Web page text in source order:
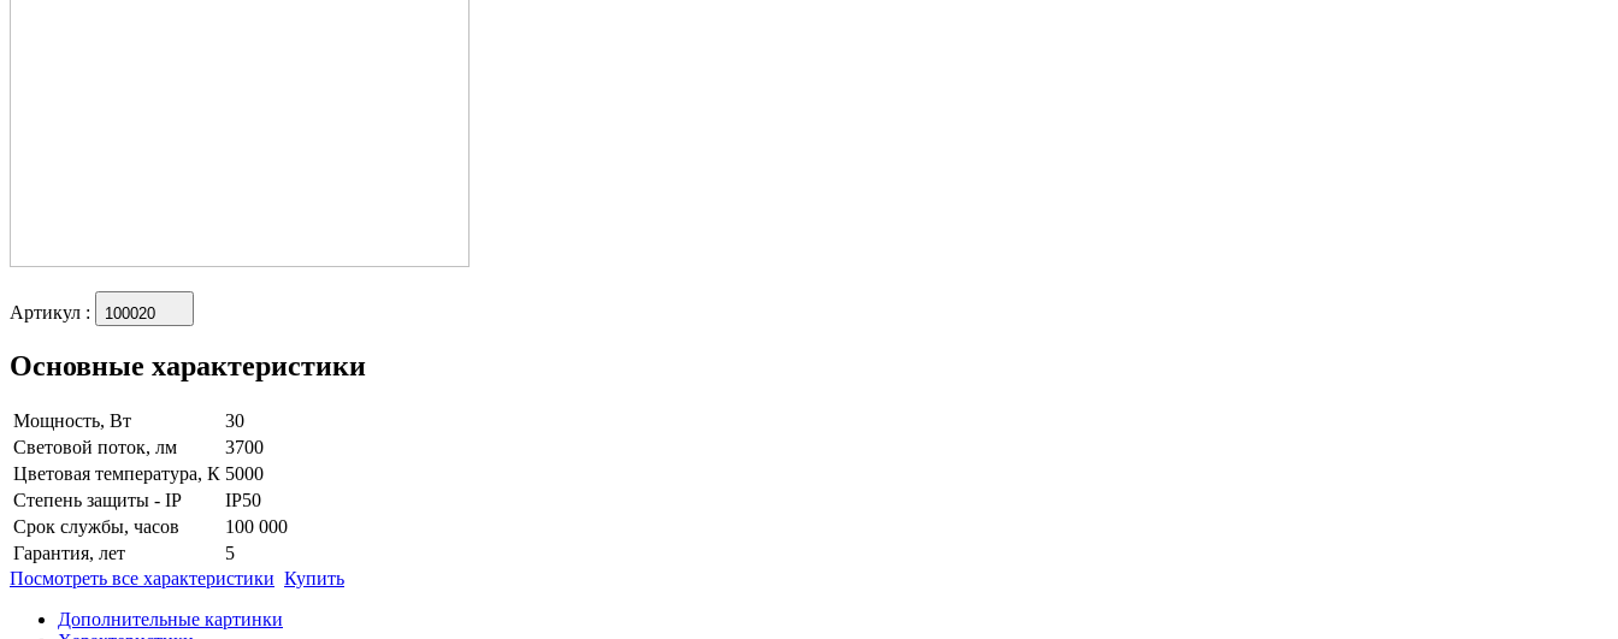
Артикул : 100020
Основные характеристики
Мощность, Вт
30
Световой поток, лм
3700
Цветовая температура, К 5000
Степень защиты - IP
IP50
Срок службы, часов
100 000
Гарантия, лет
5
Посмотреть все характеристики Купить
Дополнительные картинки